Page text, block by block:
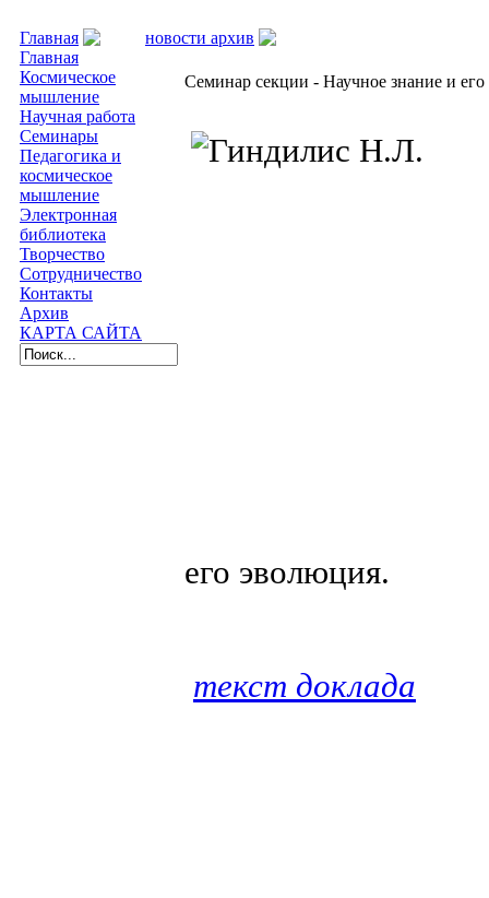
Главная новости архив
Главная
Космическое
мышление
Научная работа
Семинары
Педагогика и
космическое
мышление
Электронная
библиотека
Творчество
Сотрудничество
Контакты
Архив
КАРТА САЙТА
Семинар секции - Научное знание и
его эволюция.
текст доклада